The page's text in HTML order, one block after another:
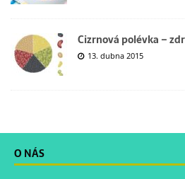
Cizrnová polévka –
13. dubna 2015
O NÁS